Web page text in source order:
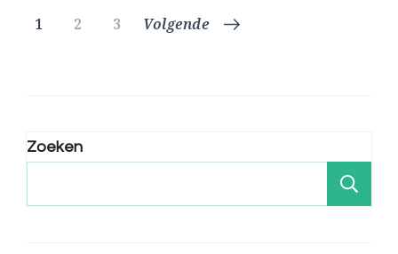
Berichtnavigatie
Pagina
1 Pagina
2 Pagina
3 Volgende
Zoeken